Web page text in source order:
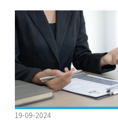
19-09-2024